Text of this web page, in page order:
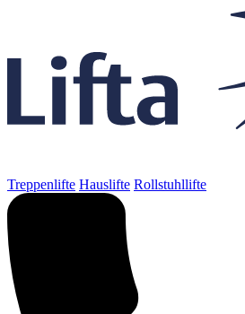
Treppenlifte Hauslifte Rollstuhllifte